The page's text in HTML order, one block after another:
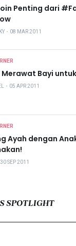
Penting dari
・ 08 MAR 2011
Merawat Bayi
・ 05 APR 2011
Ayah dengan
30 SEP 2011
SPOTLIGHT